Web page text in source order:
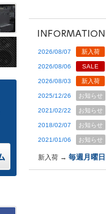
2026/08/07 新入荷
2026/08/06 SALE
2026/08/03 新入荷
2025/12/26 お知らせ
2021/02/22 お知らせ
2018/02/07 お知らせ
2021/01/06 お知らせ
新入荷 → 毎週月曜